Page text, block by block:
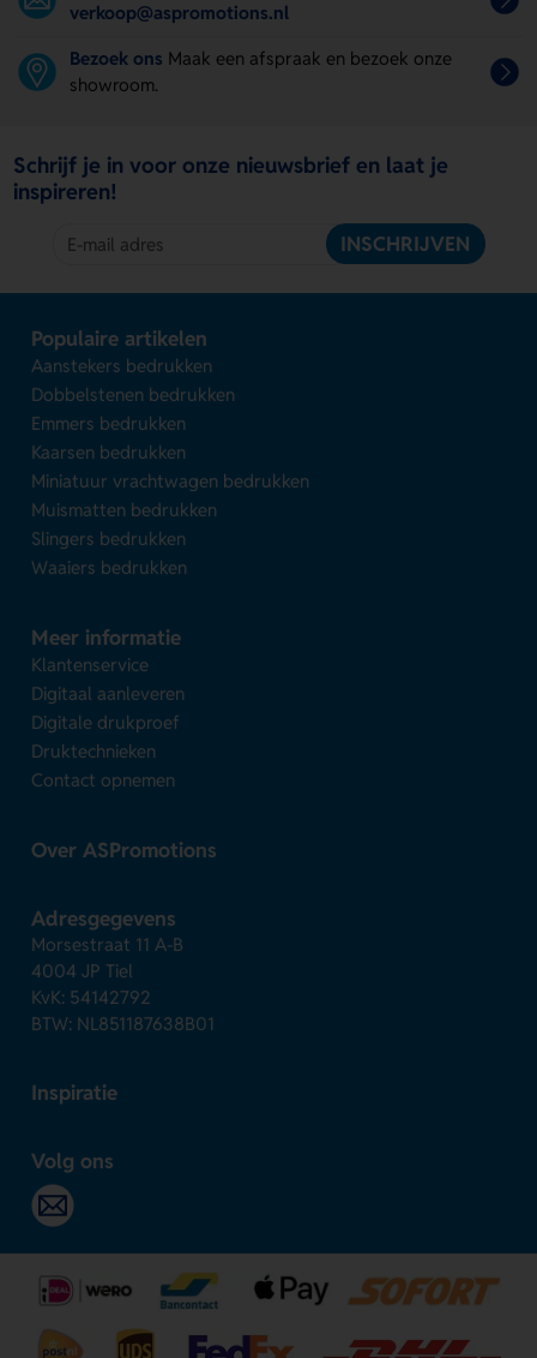
verkoop@aspromotions.nl
Bezoek ons Maak een afspraak en bezoek onze
showroom.
Schrijf je in voor onze nieuwsbrief en laat je
inspireren!
INSCHRIJVEN
Populaire artikelen
Aanstekers bedrukken
Dobbelstenen bedrukken
Emmers bedrukken
Kaarsen bedrukken
Miniatuur vrachtwagen bedrukken
Muismatten bedrukken
Slingers bedrukken
Waaiers bedrukken
Meer informatie
Klantenservice
Digitaal aanleveren
Digitale drukproef
Druktechnieken
Contact opnemen
Over ASPromotions
Adresgegevens
Morsestraat 11 A-B
4004 JP Tiel
KvK: 54142792
BTW: NL851187638B01
Inspiratie
Volg ons